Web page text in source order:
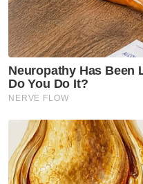
PRK itu diadakan
Mahkamah Pilihan
September lepas
kemenangan Che
pada Pilihan Raya
Artikel Berkaitan:
PRK Kemaman: Isu